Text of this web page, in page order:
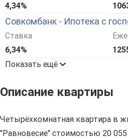
4,34%
Совкомбанк - Ипотека с
Ставка
6,34%
Показать ещё
Описание квартиры
Четырёхкомнатная квартира в
"Равновесие" стоимостью 20